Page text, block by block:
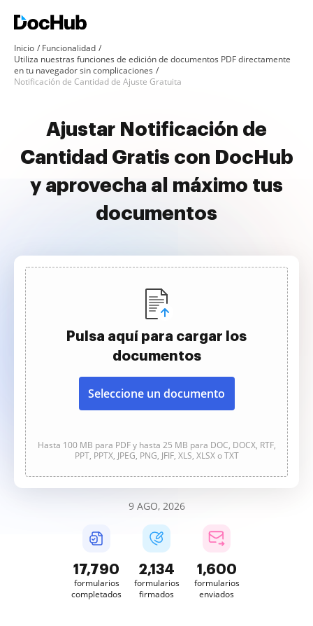
Inicio
Funcionalidad
Utiliza nuestras funciones de edición de documentos PDF directamente
en tu navegador sin complicaciones
Notificación de Cantidad de Ajuste Gratuita
Ajustar Notificación de
Cantidad Gratis con DocHub
y aprovecha al máximo tus
documentos
Pulsa aquí para cargar los
documentos
Seleccione un documento
Hasta 100 MB para PDF y hasta 25 MB para DOC, DOCX, RTF,
PPT, PPTX, JPEG, PNG, JFIF, XLS, XLSX o TXT
9 AGO, 2026
17,793
formularios
completados
2,134
formularios
firmados
1,600
formularios
enviados